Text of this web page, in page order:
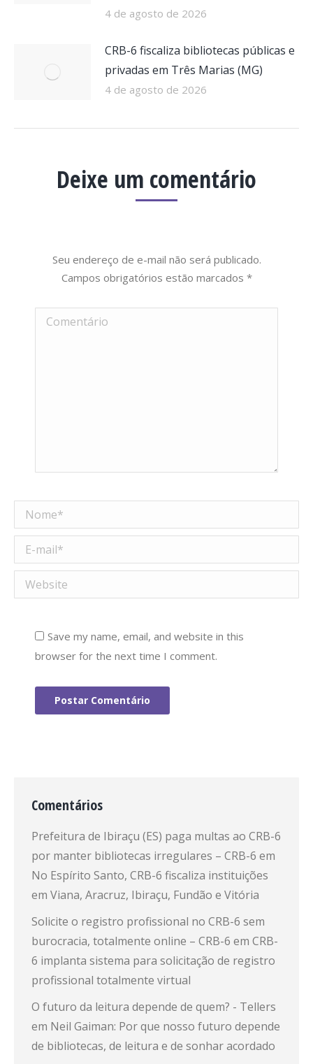
4 de agosto de 2026
CRB-6 fiscaliza bibliotecas públicas e
privadas em Três Marias (MG)
4 de agosto de 2026
Deixe um comentário
Seu endereço de e-mail não será publicado.
Campos obrigatórios estão marcados *
Comentário
Nome *
E-mail *
Website
Save my name, email, and website in this
browser for the next time I comment.
Postar Comentário
Comentários
Prefeitura de Ibiraçu (ES) paga multas ao CRB-6
por manter bibliotecas irregulares – CRB-6 em
No Espírito Santo, CRB-6 fiscaliza instituições
em Viana, Aracruz, Ibiraçu, Fundão e Vitória
Solicite o registro profissional no CRB-6 sem
burocracia, totalmente online – CRB-6 em CRB-
6 implanta sistema para solicitação de registro
profissional totalmente virtual
O futuro da leitura depende de quem? - Tellers
em Neil Gaiman: Por que nosso futuro depende
de bibliotecas, de leitura e de sonhar acordado